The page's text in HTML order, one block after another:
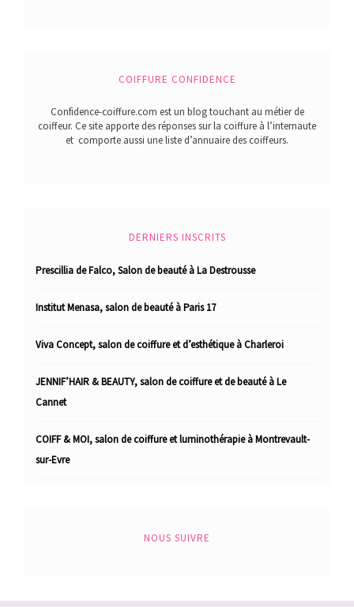
COIFFURE CONFIDENCE
Confidence-coiffure.com est un blog touchant au métier de
coiffeur. Ce site apporte des réponses sur la coiffure à l’internaute
et comporte aussi une liste d’annuaire des coiffeurs.
DERNIERS INSCRITS
Prescillia de Falco, Salon de beauté à La Destrousse
Institut Menasa, salon de beauté à Paris 17
Viva Concept, salon de coiffure et d’esthétique à Charleroi
JENNIF’HAIR & BEAUTY, salon de coiffure et de beauté à Le
Cannet
COIFF & MOI, salon de coiffure et luminothérapie à Montrevault-
sur-Evre
NOUS SUIVRE